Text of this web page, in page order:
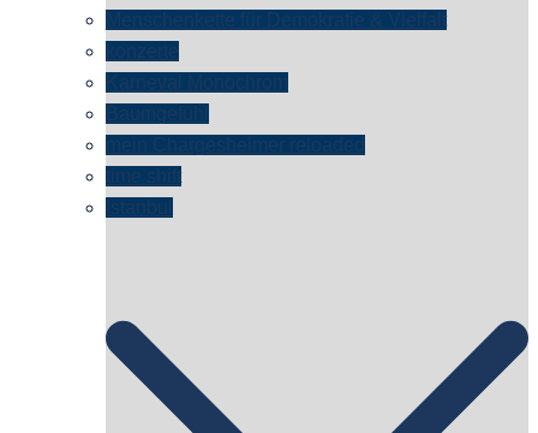
Menschenkette für Demokratie & Vielfalt
konzerte
Karneval Monochrom
Baumgefühl
mein Chargesheimer reloaded
time shift
Istanbul